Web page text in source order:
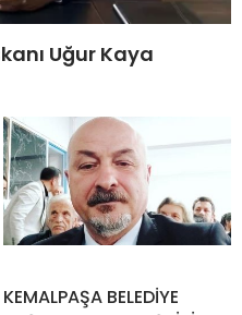
Uğur Kaya
KEMALPAŞA BELEDİYE